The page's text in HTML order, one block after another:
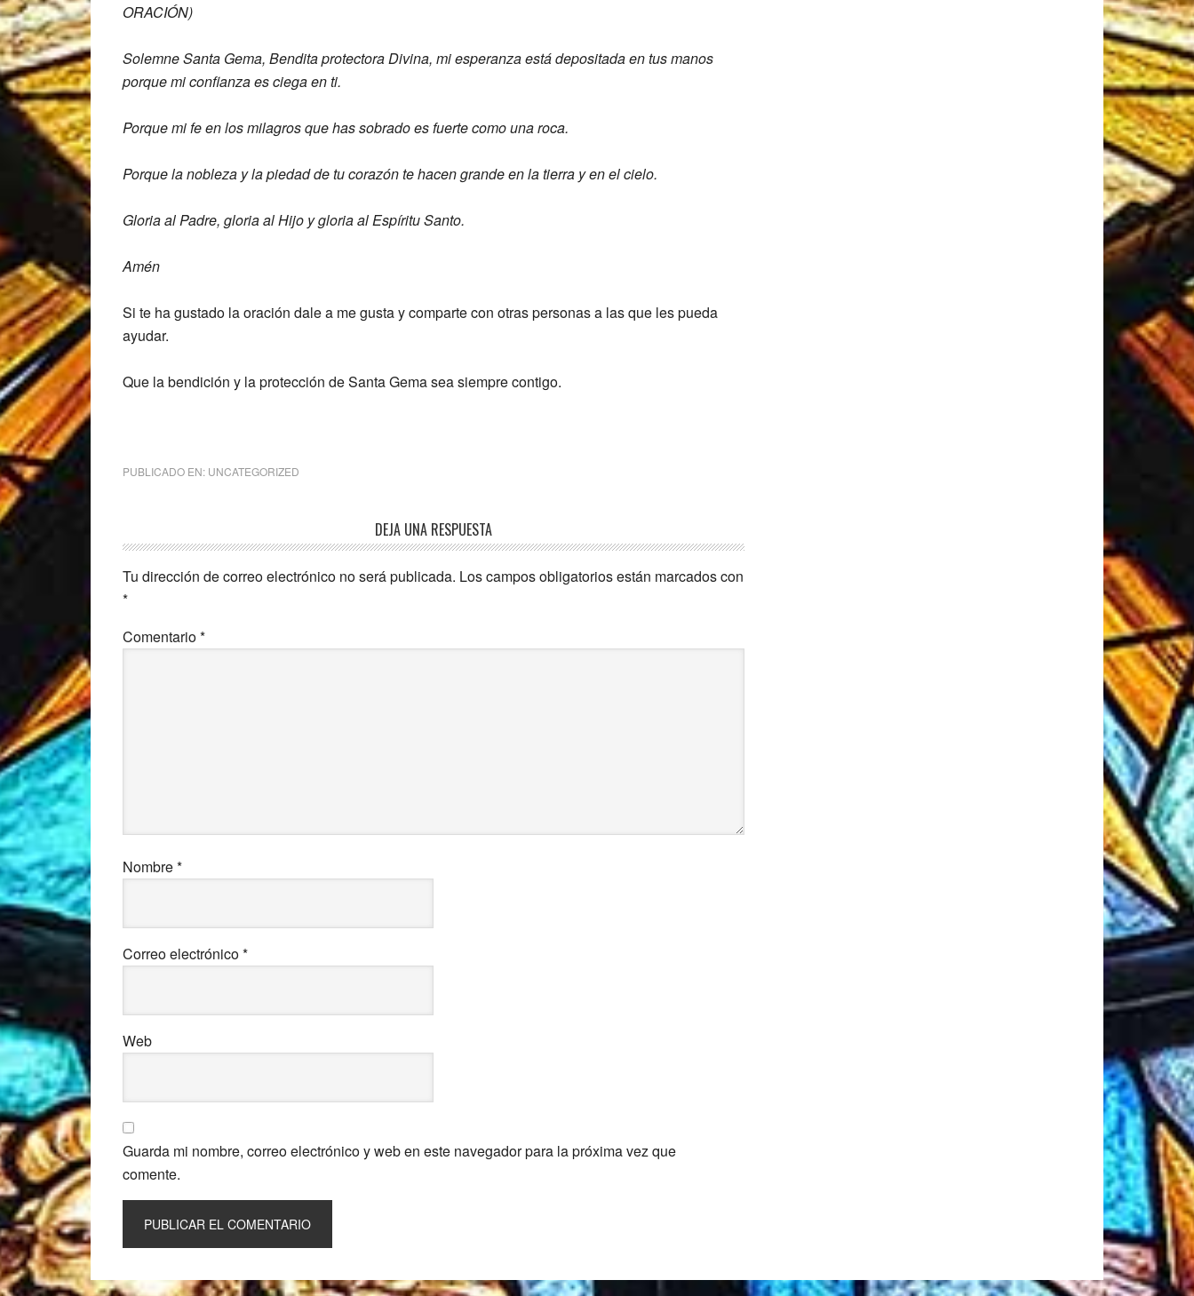
ORACIÓN)
Solemne Santa Gema, Bendita protectora Divina, mi esperanza está depositada entus manos
porque mi confianza es ciegaen ti.
Porque mi fe en los milagros quehas sobrado es fuerte como una roca.
Porque la nobleza y la piedad de tucorazón te hacen grande en la tierra y en el cielo.
Gloria al Padre, gloria al Hijo y gloria al Espíritu Santo.
Amén
Si te ha gustado la oración dale a me gusta y comparte con otras personas a las que les pueda
ayudar.
Que la bendición y la protección de Santa Gema sea siempre contigo.
PUBLICADO EN: UNCATEGORIZED
con
los
lectores
DEJA UNA RESPUESTA
Tu dirección de correo electrónico no será publicada. Los campos obligatorios están marcados con
*
Comentario*
Nombre*
Correo electrónico*
Web
Guarda mi nombre, correo electrónico y web en este navegador para la próxima vez que
comente.